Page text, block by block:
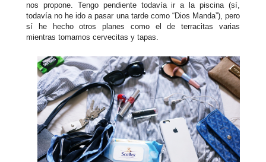
nos propone. Tengo pendiente todavía ir a la piscina (sí,
todavía no he ido a pasar una tarde como “Dios Manda”), pero
sí he hecho otros planes como el de terracitas varias
mientras tomamos cervecitas y tapas.